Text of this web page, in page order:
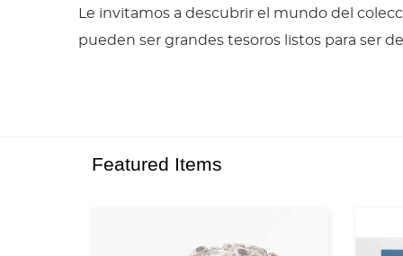
Le invitamos a descubrir el mundo del
pueden ser grandes tesoros listos para ser
Featured Items